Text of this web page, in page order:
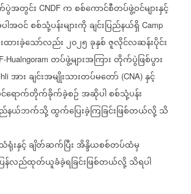
ပွဲအတွင်း CNDF ကစစ်ကောင်စီတပ်ဖွဲ့ဝင်များနှင့်
ါအဝင်စစ်သုံ့ပန်းများကိုချင်းပြည်နယ်ရှိ Camp
ထားခဲ့သော်လည်း၂၀၂၅ခုနှစ်ဇူလိုင်လဆန်းပိုင်း
Hualngoram တပ်ဖွဲ့များအကြားတိုက်ပွဲဖြစ်ပွား
အားချင်းအမျိုးသားတပ်မတော် (CNA) နှင့်
ရောက်တိုက်ခိုက်ခဲ့စဉ်အဆိုပါစစ်သုံ့ပန်း
ည်နယ်ဘက်သို့ထွက်ပြေးခဲ့ကြခြင်းဖြစ်တယ်လို့သိ
ရုံးနှင့်ချိတ်ဆက်ပြီးအိန္ဒိယစစ်တပ်ထံမှ
လည်ထုတ်ယူခံခဲ့ရခြင်းဖြစ်တယ်လို့သိရပါ